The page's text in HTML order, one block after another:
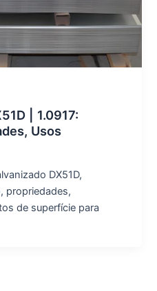
| 1.0917:
Usos
DX51D,
propriedades,
de superfície para